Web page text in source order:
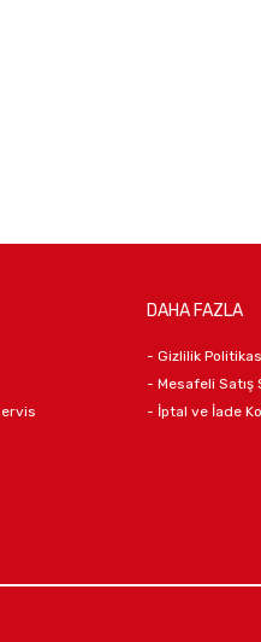
DAHA FAZLA
- Gizlilik
- Mesafeli Satış
- İptal ve İade